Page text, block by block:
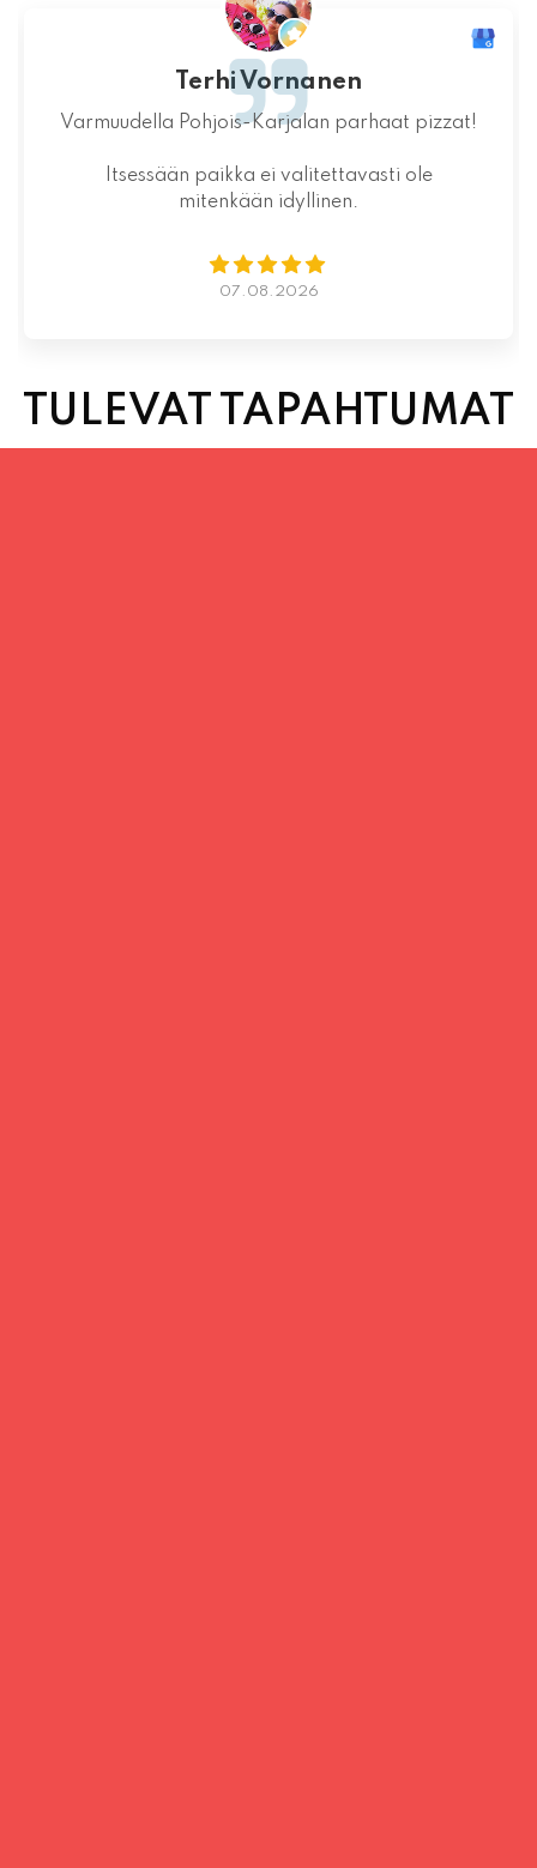
Maukas ruoka laadukkaista raaka-
aineista.Jälkiruoka kruunasi maukkaan pizzan.